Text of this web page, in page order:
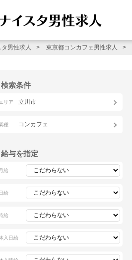
男性求人 東京都コンカフェ男性求人
検索条件
リア 立川市
種 コンカフェ
給与を指定
月給
日給
給
入日給